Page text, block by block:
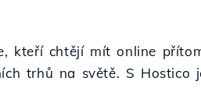
kteří chtějí mít online
trhů na světě. S Hostico